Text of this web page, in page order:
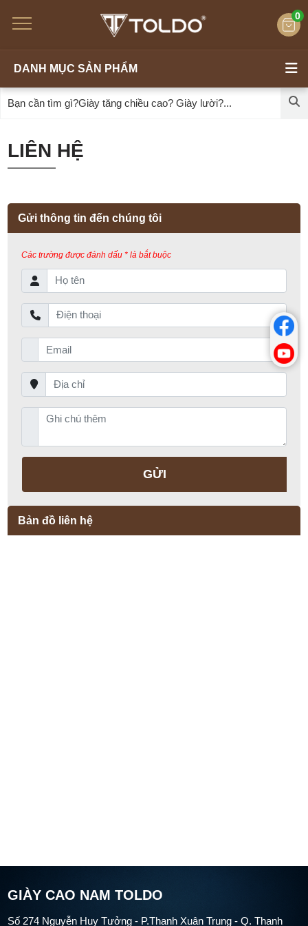
0
DANH MỤC SẢN PHẨM
LIÊN HỆ
Gửi thông tin đến chúng tôi
Các trường được đánh dấu * là bắt buộc
GỬI
Bản đồ liên hệ
GIÀY CAO NAM TOLDO
Số 274 Nguyễn Huy Tưởng - P.Thanh Xuân Trung - Q. Thanh